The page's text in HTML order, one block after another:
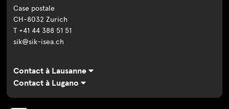
Case postale
CH-8032 Zurich
T +41 44 388 51 51
sik@sik-isea.ch
Contact à Lausanne
Contact à Lugano